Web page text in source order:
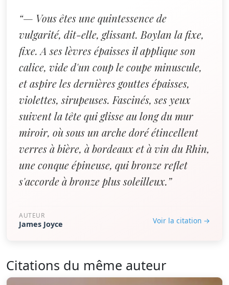
“— Vous êtes une quintessence de
vulgarité, dit-elle, glissant. Boylan la fixe,
fixe. A ses lèvres épaisses il applique son
calice, vide d'un coup le coupe minuscule,
et aspire les dernières gouttes épaisses,
violettes, sirupeuses. Fascinés, ses yeux
suivent la tête qui glisse au long du mur
miroir, où sous un arche doré étincellent
verres à bière, à bordeaux et à vin du Rhin,
une conque épineuse, qui bronze reflet
s'accorde à bronze plus soleilleux.”
AUTEUR
James Joyce Voir la citation →
Citations du même auteur